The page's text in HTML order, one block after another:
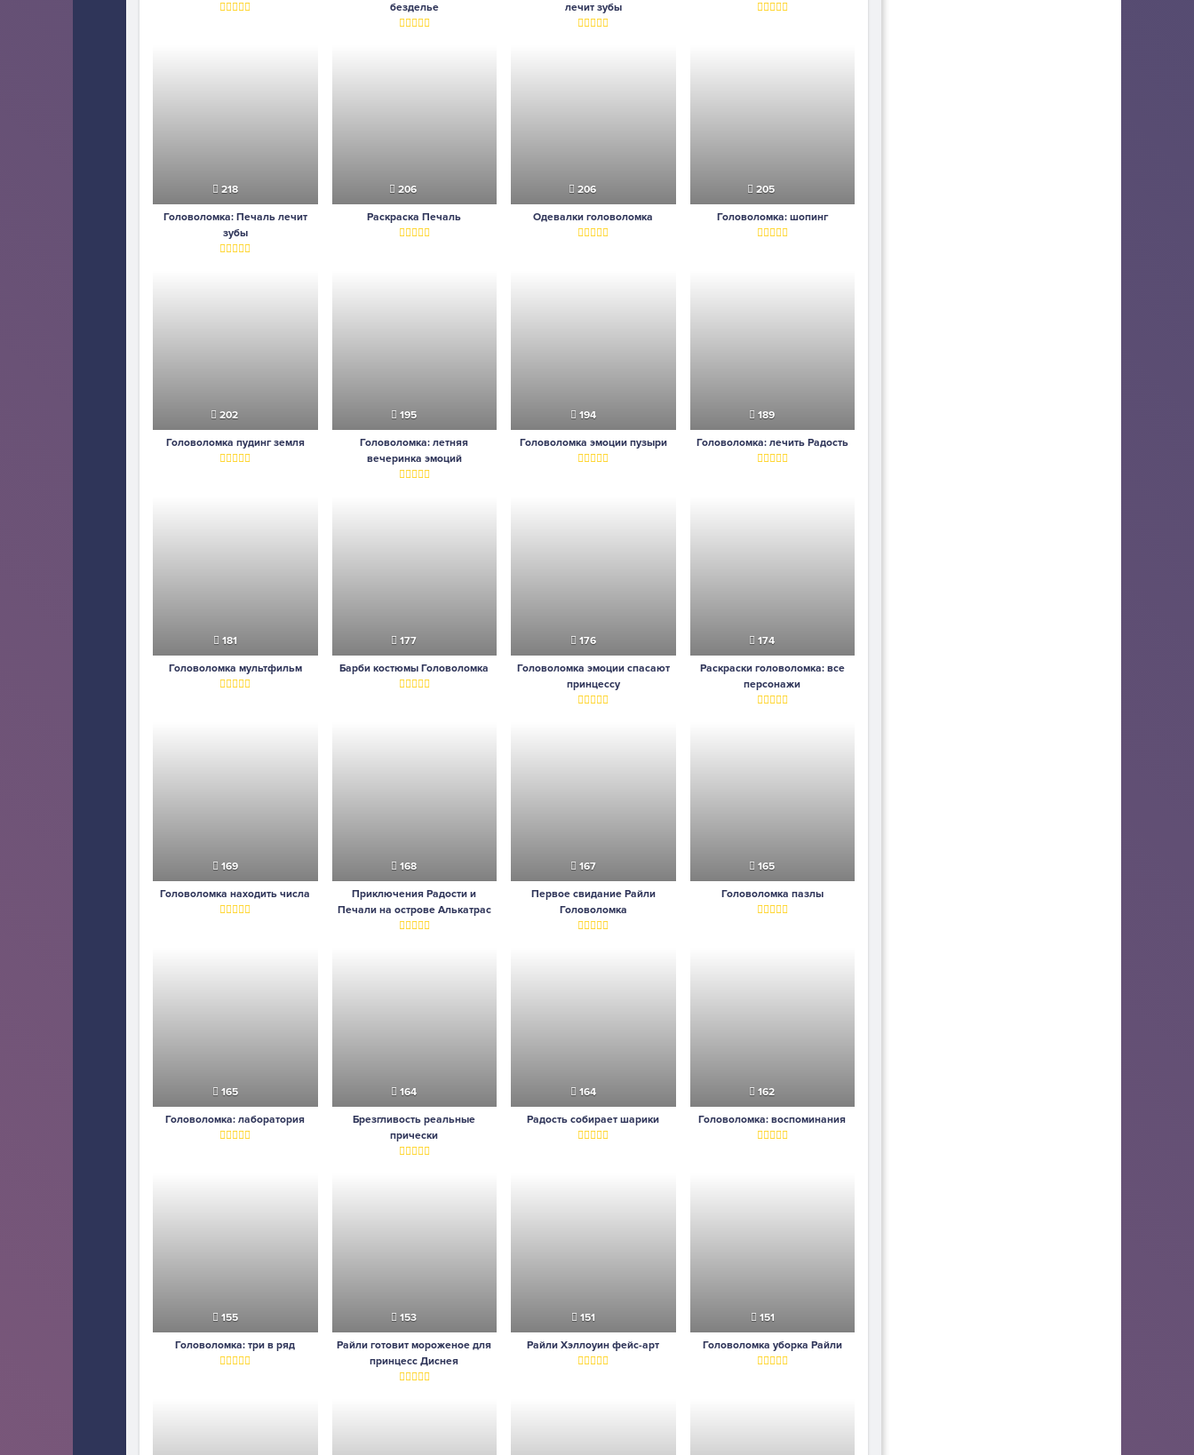
безделье
лечит зубы
218
Головоломка: Печаль лечит
зубы
206
Раскраска Печаль
206
Одевалки головоломка
205
Головоломка: шопинг
202
Головоломка пудинг земля
195
Головоломка: летняя
вечеринка эмоций
194
Головоломка эмоции пузыри
189
Головоломка: лечить Радость
181
Головоломка мультфильм
177
Барби костюмы Головоломка
176
Головоломка эмоции спасают
принцессу
174
Раскраски головоломка: все
персонажи
169
Головоломка находить числа
168
Приключения Радости и
Печали на острове Алькатрас
167
Первое свидание Райли
Головоломка
165
Головоломка пазлы
165
Головоломка: лаборатория
164
Брезгливость реальные
прически
164
Радость собирает шарики
162
Головоломка: воспоминания
155
Головоломка: три в ряд
153
Райли готовит мороженое для
принцесс Диснея
151
Райли Хэллоуин фейс-арт
151
Головоломка уборка Райли